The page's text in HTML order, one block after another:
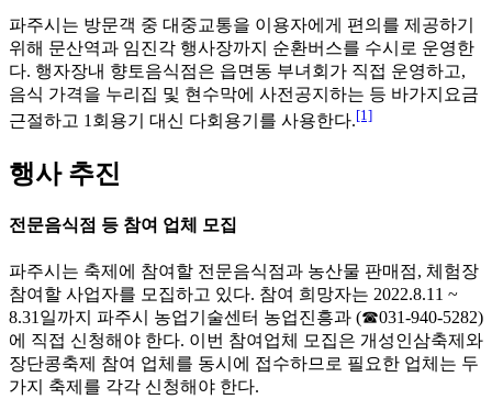
파주시는 방문객 중 대중교통을 이용자에게 편의를 제공하기
위해 문산역과 임진각 행사장까지 순환버스를 수시로 운영한
다. 행자장내 향토음식점은 읍면동 부녀회가 직접 운영하고,
음식 가격을 누리집 및 현수막에 사전공지하는 등 바가지요금
근절하고 1회용기 대신 다회용기를 사용한다.[1]
행사 추진
전문음식점 등 참여 업체 모집
파주시는 축제에 참여할 전문음식점과 농산물 판매점, 체험장
참여할 사업자를 모집하고 있다. 참여 희망자는 2022.8.11 ~
8.31일까지 파주시 농업기술센터 농업진흥과 (☎031-940-5282)
에 직접 신청해야 한다. 이번 참여업체 모집은 개성인삼축제와
장단콩축제 참여 업체를 동시에 접수하므로 필요한 업체는 두
가지 축제를 각각 신청해야 한다.